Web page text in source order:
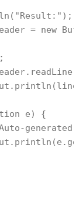
= new
e) {
Auto-generated